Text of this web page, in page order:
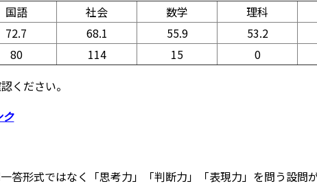
国語 社会 数学 理科
72.7 68.1 55.9 53.2
80 114 15 0
ください。
答形式ではなく「思考力」「判断力」「表現力」を問う設問